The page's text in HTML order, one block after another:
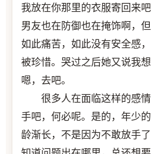
我放在你那里的衣服寄回来
男友也在防御也在掩饰啊，
如此痛苦，如此没有安全感
被珍惜。哭过之后她又说我
嗯，去吧。
很多人在面临这样的感情
手吧，何必呢。是的，年少
龄渐长，不是因为不敢放手